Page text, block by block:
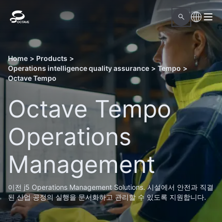
Home > Products >
Operations intelligence quality assurance > Tempo >
Octave Tempo
Octave Tempo
Operations
Management
이전 j5 Operations Management Solutions. 시설에서 안전과 직결
된 산업 공정의 실행을 문서화하고 관리할 수 있도록 지원합니다.